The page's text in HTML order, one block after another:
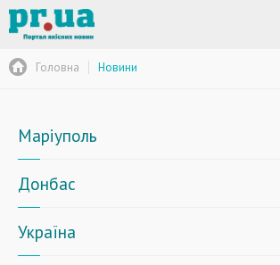
Головна Новини
Маріуполь
Донбас
Україна